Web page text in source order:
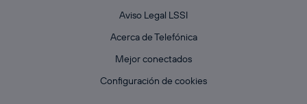
Aviso Legal LSSI
Acerca de Telefónica
Mejor conectados
Configuración de cookies